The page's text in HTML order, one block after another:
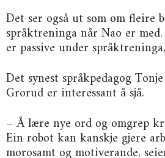
Det ser også ut som om fleire
språktreninga når Nao er
er passive under
Det synest språkpedagog
Grorud er interessant å sjå.
– Å lære nye ord og omgrep
Ein robot kan kanskje gjere
morosamt og motiverande,